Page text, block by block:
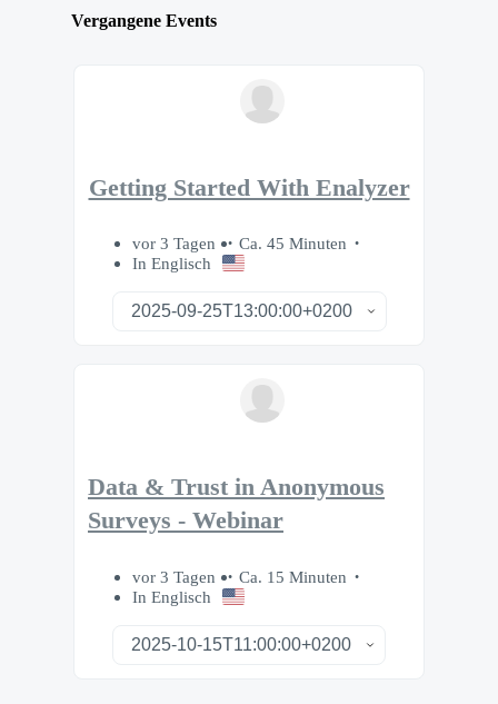
Vergangene Events
Getting Started With Enalyzer
vor 3 Tagen
Ca. 45 Minuten
In Englisch
Data & Trust in Anonymous
Surveys - Webinar
vor 3 Tagen
Ca. 15 Minuten
In Englisch